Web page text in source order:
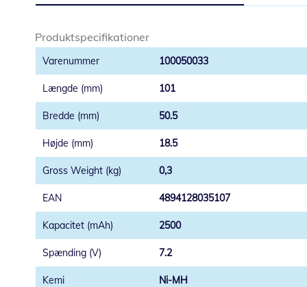
Produktspecifikationer
100050033
101
50.5
18.5
0,3
4894128035107
2500
7.2
Ni-MH